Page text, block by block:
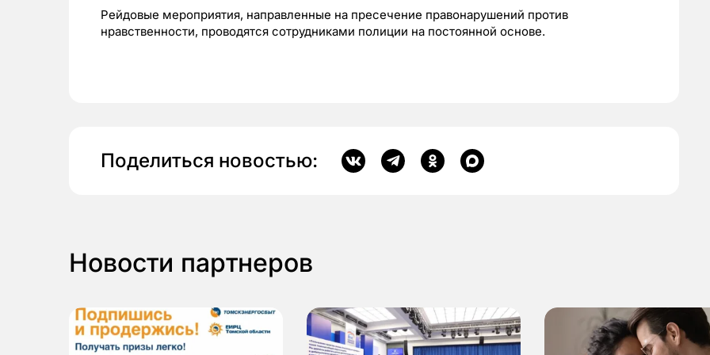
Рейдовые мероприятия, направленные на пресечение правонарушений против
нравственности, проводятся сотрудниками полиции на постоянной основе.
Поделиться новостью:
Новости партнеров